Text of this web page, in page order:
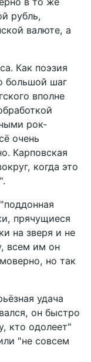
рубль,
валюте, а
Как поэзия
большой шаг
вполне
рок-
очень
Карповская
когда это
прячущиеся
на зверя и не
всем им он
но так
удача
он быстро
кто одолеет"
"не совсем